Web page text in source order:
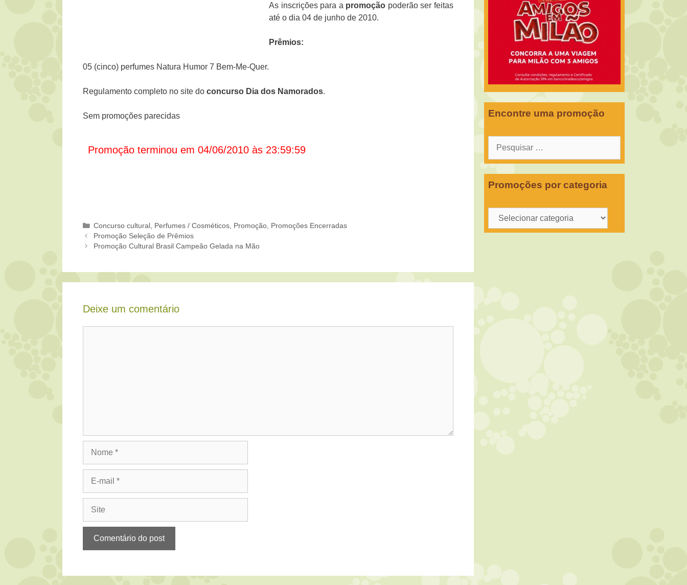
As inscrições para a promoção poderão ser feitas
até o dia 04 de junho de 2010.
Prêmios:
05 (cinco) perfumes Natura Humor 7 Bem-Me-Quer.
Regulamento completo no site do concurso Dia dos Namorados.
Sem promoções parecidas
Promoção terminou em 04/06/2010 às 23:59:59
Categorias
Concurso cultural Perfumes / Cosméticos Promoção Promoções Encerradas
Promoção Seleção de Prêmios
Promoção Cultural Brasil Campeão Gelada na Mão
Deixe um comentário
Encontre uma promoção
Pesquisar
Promoções por categoria
Promoções
por